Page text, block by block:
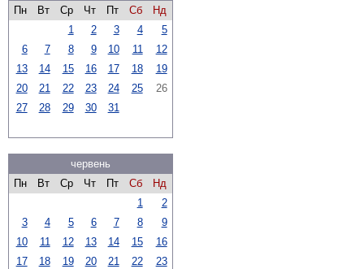
Пн
Вт Ср Чт Пт Сб
Нд
1
2 3 4
5
6
7 8 9 10 11
12
13
14 15 16 17 18
19
20
21 22 23 24 25
26
27
28 29 30 31
червень
Пн
Вт Ср Чт Пт Сб
Нд
1
2
3
4 5 6 7 8
9
10
11 12 13 14 15
16
17
18 19 20 21 22
23